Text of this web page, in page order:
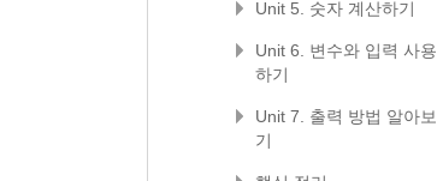
Unit 5. 숫자 계산하기
Unit 6. 변수와 입력 사용
하기
Unit 7. 출력 방법 알아보
기